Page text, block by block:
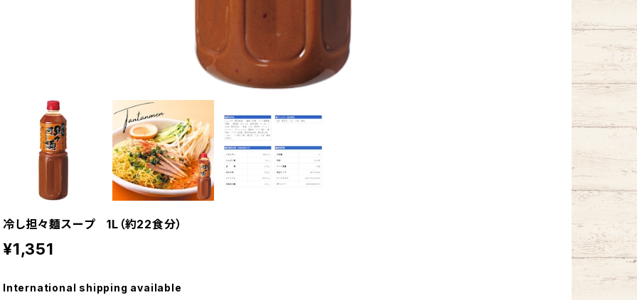
冷し担々麺スープ 1L（約22食分）
¥1,351
International shipping available